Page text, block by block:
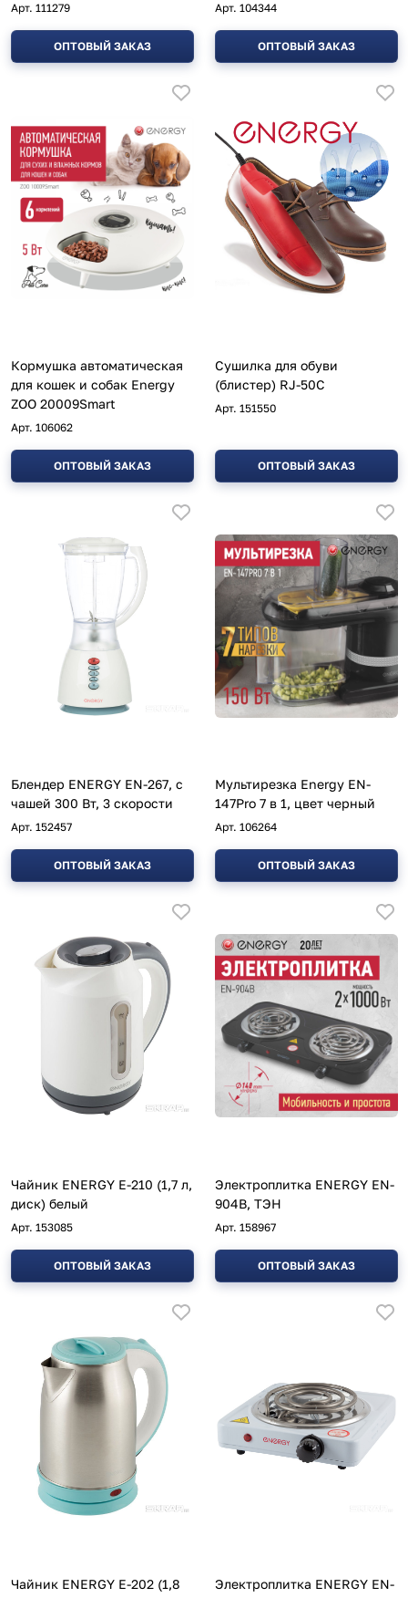
Арт. 111279
ОПТОВЫЙ ЗАКАЗ
Арт. 104344
ОПТОВЫЙ ЗАКАЗ
Кормушка автоматическая
для кошек и собак Energy
ZOO 20009Smart
Арт. 106062
ОПТОВЫЙ ЗАКАЗ
Сушилка для обуви
(блистер) RJ-50C
Арт. 151550
ОПТОВЫЙ ЗАКАЗ
Блендер ENERGY EN-267, с
чашей 300 Вт, 3 скорости
Арт. 152457
ОПТОВЫЙ ЗАКАЗ
Мультирезка Energy EN-
147Pro 7 в 1, цвет черный
Арт. 106264
ОПТОВЫЙ ЗАКАЗ
Чайник ENERGY E-210 (1,7 л,
диск) белый
Арт. 153085
ОПТОВЫЙ ЗАКАЗ
Электроплитка ENERGY EN-
904В, ТЭН
Арт. 158967
ОПТОВЫЙ ЗАКАЗ
Чайник ENERGY E-202 (1,8
Электроплитка ENERGY EN-